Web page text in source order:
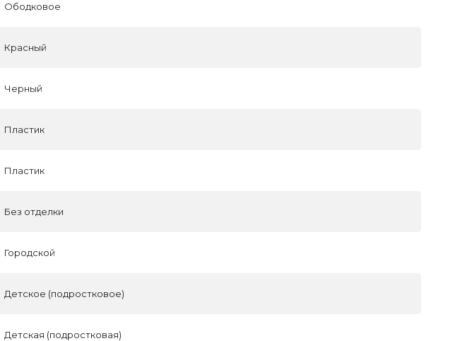
Ободковое
Красный
Черный
Пластик
Пластик
Без отделки
Городской
Детское (подростковое)
Детская (подростковая)